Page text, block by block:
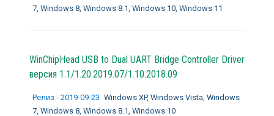
7, Windows 8, Windows 8.1, Windows 10, Windows 11
WinChipHead USB to Dual UART Bridge Controller Driver
версия 1.1/1.20.2019.07/1.10.2018.09
Релиз - 2019-09-23 Windows XP, Windows Vista, Windows
7, Windows 8, Windows 8.1, Windows 10